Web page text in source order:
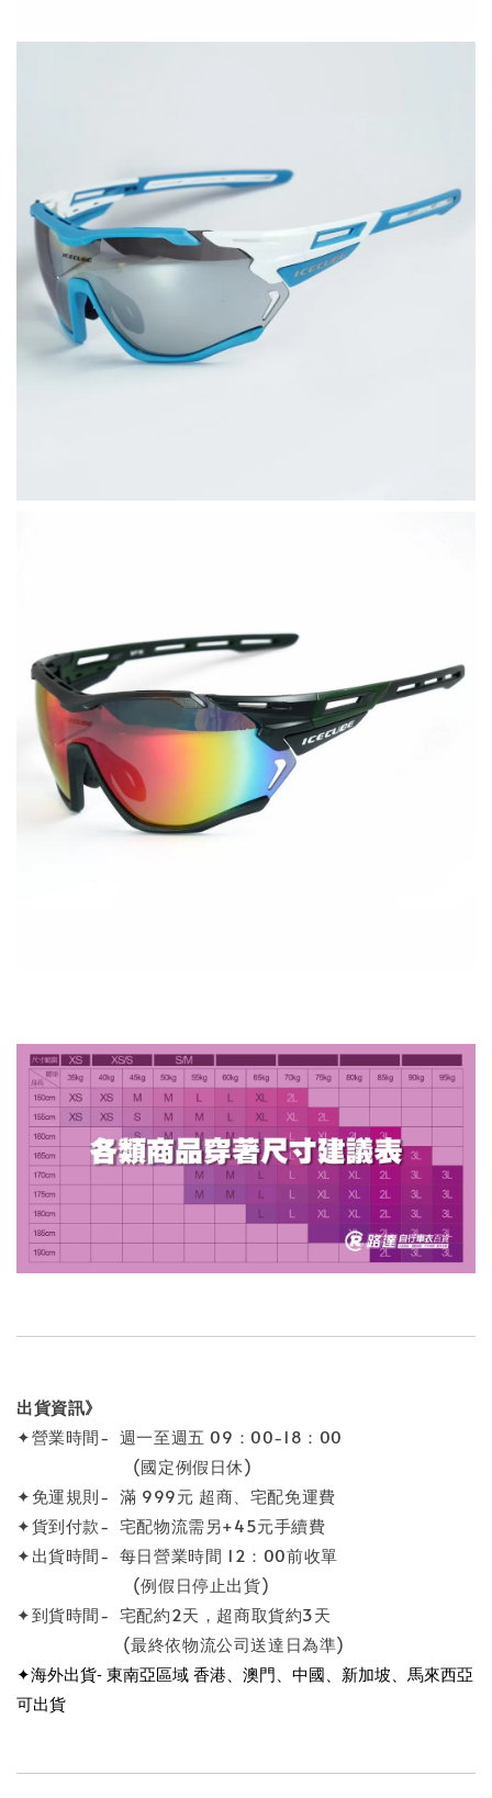
出貨資訊》
✦營業時間- 週一至週五 09：00-18：00
(國定例假日休)
✦免運規則- 滿 999元 超商、宅配免運費
✦貨到付款- 宅配物流需另+45元手續費
✦出貨時間- 每日營業時間 12：00前收單
(例假日停止出貨)
✦到貨時間- 宅配約2天，超商取貨約3天
(最終依物流公司送達日為準)
✦海外出貨- 東南亞區域 香港、澳門、中國、新加坡、馬來西亞
可出貨